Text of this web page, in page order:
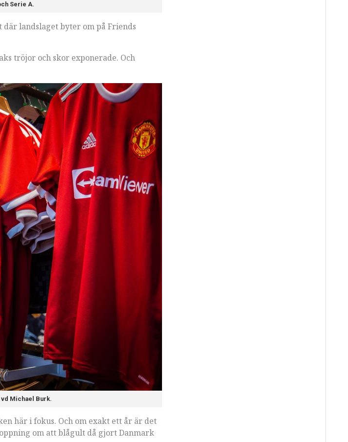
Serie A.
landslaget byter om på Friends
tröjor och skor exponerade. Och
Michael Burk.
här i fokus. Och om exakt ett år är det
om att blågult då gjort Danmark